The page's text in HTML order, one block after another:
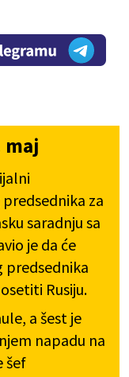
maj
za
saradnju sa
je da će
predsednika
Rusiju.
a šest je
napadu na
šef